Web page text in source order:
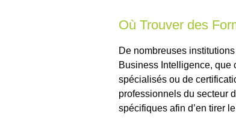
Où Trouver des
De nombreuses
Business Intelligence, que
spécialisés ou de
professionnels du secteur
spécifiques afin d’en tirer